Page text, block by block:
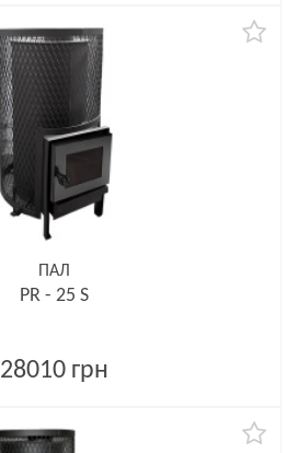
ПАЛ
PR - 25 S
28010 грн